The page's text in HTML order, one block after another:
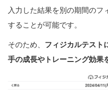
ハンドボール
ラグビー
柔道
入力した結果を別の期間のフ
することが可能です。
そのため、 フィジカルテスト
手の成長やトレーニング効果